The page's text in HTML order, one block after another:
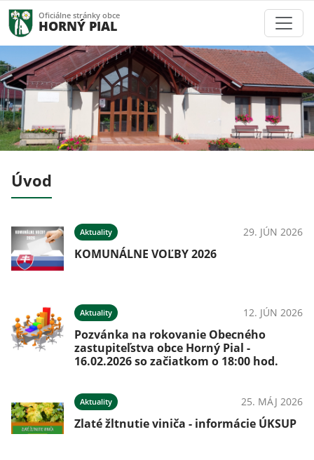
Oficiálne stránky obce
HORNÝ PIAL
Úvod
Aktuality 29. JÚN 2026
KOMUNÁLNE VOĽBY 2026
Aktuality 12. JÚN 2026
Pozvánka na rokovanie Obecného
zastupiteľstva obce Horný Pial -
16.02.2026 so začiatkom o 18:00 hod.
Aktuality 25. MÁJ 2026
Zlaté žltnutie viniča - informácie ÚKSUP